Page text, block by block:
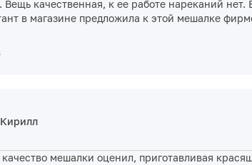
Вещь качественная, к ее работе нареканий нет.
в магазине предложила к этой мешалке
Кирилл
мешалки оценил, приготавливая